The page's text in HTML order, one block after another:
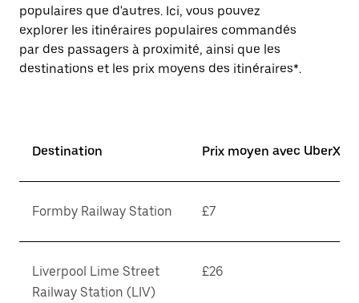
populaires que d'autres. Ici, vous pouvez
explorer les itinéraires populaires commandés
par des passagers à proximité, ainsi que les
destinations et les prix moyens des itinéraires*.
Destination Prix moyen avec UberX*
Formby Railway Station £7
Liverpool Lime Street
Railway Station (LIV)
£26